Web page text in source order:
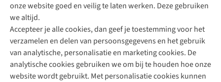
onze website goed en veilig te laten werken. Deze gebruiken
we altijd.
Accepteer je alle cookies, dan geef je toestemming voor het
verzamelen en delen van persoonsgegevens en het gebruik
van analytische, personalisatie en marketing cookies. De
analytische cookies gebruiken we om bij te houden hoe onze
website wordt gebruikt. Met personalisatie cookies kunnen
Direct advies van een Buitenexpert
+31 (0)85 888 50 88
+31 6 12 28 49 80
Contactformulier